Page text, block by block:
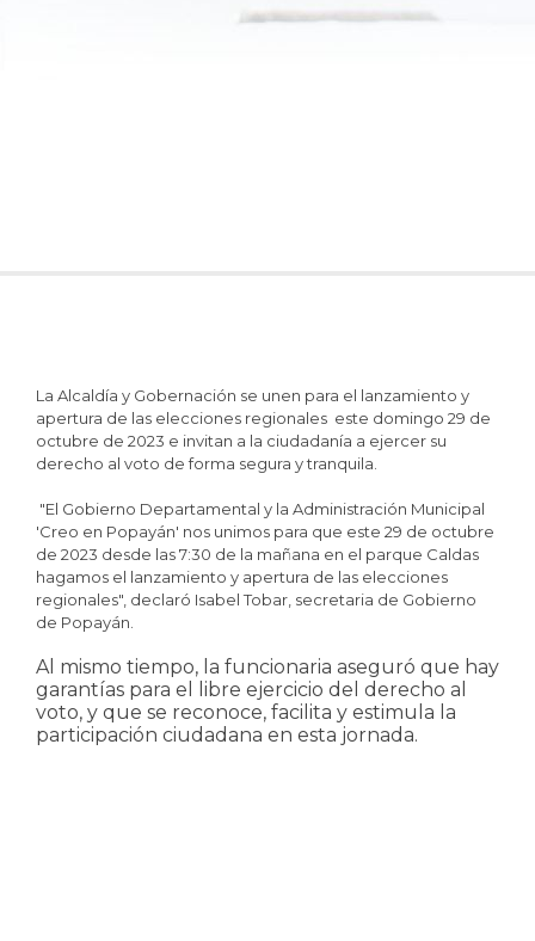
La Alcaldía y Gobernación se unen para el lanzamiento y
apertura de las elecciones regionales este domingo 29 de
octubre de 2023 e invitan a la ciudadanía a ejercer su
derecho al voto de forma segura y tranquila.
"El Gobierno Departamental y la Administración Municipal
'Creo en Popayán' nos unimos para que este 29 de octubre
de 2023 desde las 7:30 de la mañana en el parque Caldas
hagamos el lanzamiento y apertura de las elecciones
regionales", declaró Isabel Tobar, secretaria de Gobierno
de Popayán.
Al mismo tiempo, la funcionaria aseguró que hay
garantías para el libre ejercicio del derecho al
voto, y que se reconoce, facilita y estimula la
participación ciudadana en esta jornada.